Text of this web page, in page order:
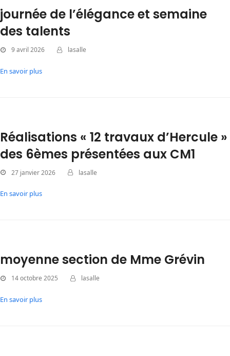
journée de l’élégance et semaine
des talents
9 avril 2026 lasalle
En savoir plus
Réalisations « 12 travaux d’Hercule »
des 6èmes présentées aux CM1
27 janvier 2026 lasalle
En savoir plus
moyenne section de Mme Grévin
14 octobre 2025 lasalle
En savoir plus